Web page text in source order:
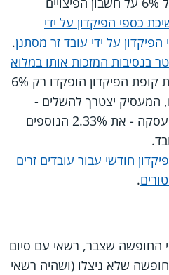
כספי הפיקדון על ידי
על ידי עובד זר מסתנן.
בנסיבות המזכות אותו במלוא
), ובמסגרת קופת הפיקדון הופקדו רק 6%
המעסיק יצטרך להשלים -
עבור כל אחד מחודשי ההעסקה - את 2.33% הנוספים
חודשי עבור עובדים זרים
.
החופשה שצבר, רשאי עם סיום
שלא ניצלו (ושהיה רשאי